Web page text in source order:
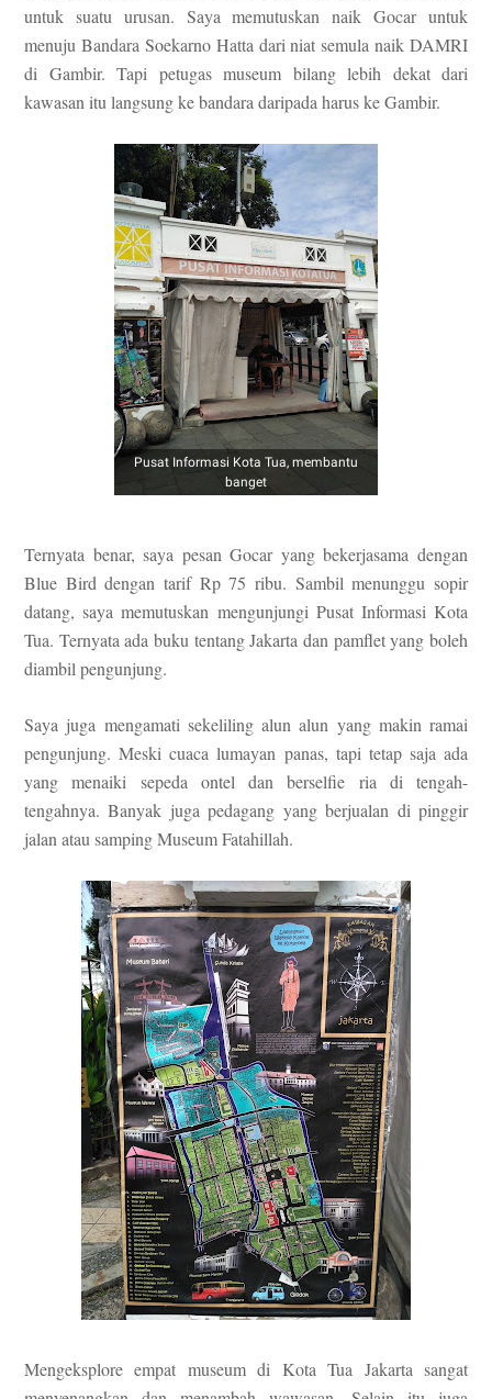
untuk suatu urusan. Sayamemutuskan naik Gocar untuk
menuju Bandara SoekarnoHatta dari niat semula naik DAMRI
di Gambir. Tapi petugas museum bilang lebih dekat dari
kawasan itu langsung ke bandara daripada harus ke Gambir.
Pusat Informasi Kota Tua, membantu
banget
Ternyata benar, saya pesan Gocar yang bekerjasama dengan
Blue Bird dengan tarif Rp 75 ribu. Sambil menunggu sopir
datang, saya memutuskan mengunjungi Pusat Informasi Kota
Tua. Ternyata ada buku tentang Jakarta dan pamflet yang boleh
diambil pengunjung.
Saya juga mengamati sekeliling alunalun yang makin ramai
pengunjung. Meski cuaca lumayan panas, tapi tetap saja ada
yang menaiki sepeda ontel dan berselfie ria di tengah-
tengahnya. Banyak juga pedagang yang berjualan di pinggir
jalan atau sampingMuseum Fatahillah.
Mengeksploreempat museum di Kota Tua Jakartasangat